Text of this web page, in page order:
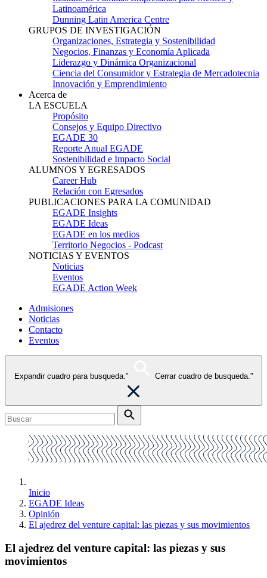
Latinoamérica
Dunning Latin America Centre
GRUPOS DE INVESTIGACIÓN
Organizaciones, Estrategia y Sostenibilidad
Negocios, Finanzas y Economía Aplicada
Liderazgo y Dinámica Organizacional
Ciencia del Consumidor y Estrategia de Mercadotecnia
Innovación y Emprendimiento
Acerca de
LA ESCUELA
Propósito
Consejos y Equipo Directivo
EGADE 30
Reporte Anual EGADE
Sostenibilidad e Impacto Social
ALUMNOS Y EGRESADOS
Career Hub
Relación con Egresados
PUBLICACIONES PARA LA COMUNIDAD
EGADE Insights
EGADE Ideas
EGADE en los medios
Territorio Negocios - Podcast
NOTICIAS Y EVENTOS
Noticias
Eventos
EGADE Action Week
Admisiones
Noticias
Contacto
Eventos
Expandir cuadro para busqueda." Cerrar cuadro de busqueda."
Inicio
EGADE Ideas
Opinión
El ajedrez del venture capital: las piezas y sus movimientos
El ajedrez del venture capital: las piezas y sus
movimientos